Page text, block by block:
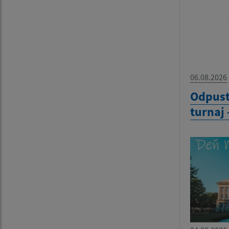
06.08.2026
turnaj